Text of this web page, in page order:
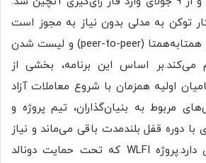
توکن به مدلی بدون نیاز به مجوز است
که امکان نقل و انتقال همتابه‌همتا (peer-to-peer) و لیست شدن
می‌کند.بر اساس این برنامه، بخشی از
اولیه همزمان با شروع معاملات آزاد
مربوط به بنیان‌گذاران، تیم پروژه و
با دوره قفل بلندمدت باقی می‌ماند و نیاز
به رأی‌گیری جداگانه‌ای دارد.پروژه WLFI که تحت حمایت دونالد